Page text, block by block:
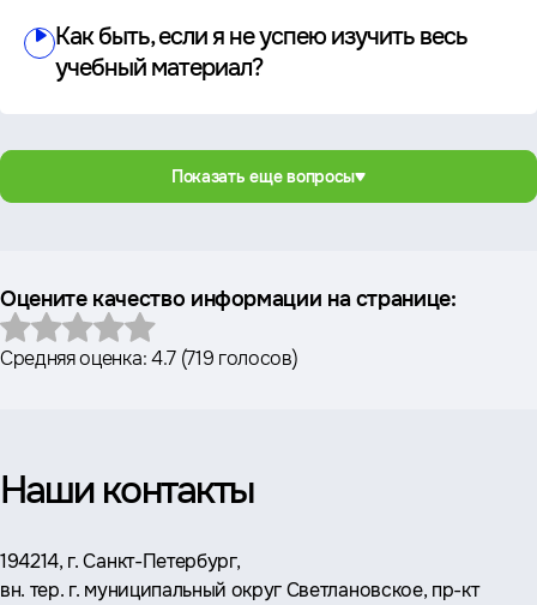
Как быть, если я не успею изучить весь
учебный материал?
Показать еще вопросы
Оцените качество информации на странице:
Средняя оценка:4.7(719 голосов)
Наши контакты
Адрес:
194214, г. Санкт-Петербург,
вн. тер. г. муниципальный округ Светлановское, пр-кт